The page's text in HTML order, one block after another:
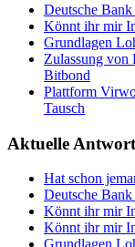
Deutsche
Könnt ihr mir
Grundlagen
Zulassung von
Bitbond
Plattform
Tausch
Aktuelle
Hat schon
Deutsche
Könnt ihr mir
Könnt ihr mir